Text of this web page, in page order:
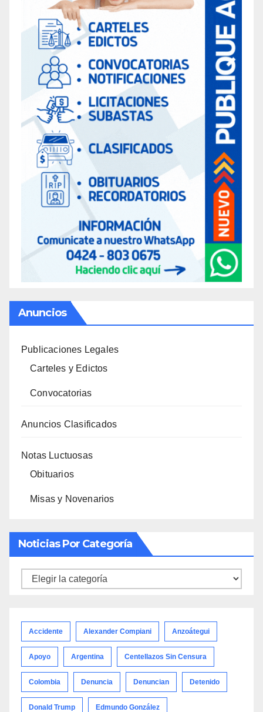
Anuncios
Publicaciones Legales
Carteles y Edictos
Convocatorias
Anuncios Clasificados
Notas Luctuosas
Obituarios
Misas y Novenarios
Noticias Por Categoría
Noticias
Accidente Alexander Compiani Anzoátegui
Apoyo Argentina Centellazos Sin Censura
Colombia Denuncia Denuncian Detenido
Donald Trump Edmundo González